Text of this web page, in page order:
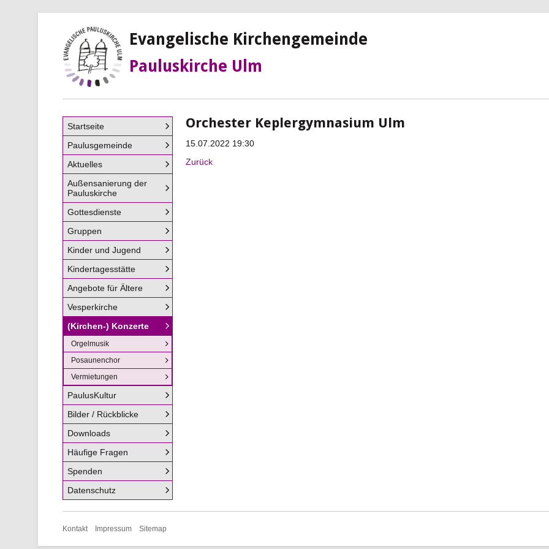
Evangelische Kirchengemeinde
Pauluskirche Ulm
Orchester Keplergymnasium Ulm
15.07.2022 19:30
Zurück
Navigation
überspringen
Startseite
Paulusgemeinde
Aktuelles
Außensanierung der
Pauluskirche
Gottesdienste
Gruppen
Kinder und Jugend
Kindertagesstätte
Angebote für Ältere
Vesperkirche
(Kirchen-) Konzerte
Orgelmusik
Posaunenchor
Vermietungen
PaulusKultur
Bilder / Rückblicke
Downloads
Häufige Fragen
Spenden
Datenschutz
Navigation
Kontakt Impressum Sitemap